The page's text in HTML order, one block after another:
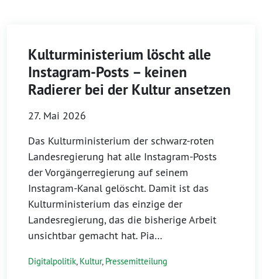
Kulturministerium löscht alle
Instagram-Posts – keinen
Radierer bei der Kultur ansetzen
27. Mai 2026
Das Kulturministerium der schwarz-roten
Landesregierung hat alle Instagram-Posts
der Vorgängerregierung auf seinem
Instagram-Kanal gelöscht. Damit ist das
Kulturministerium das einzige der
Landesregierung, das die bisherige Arbeit
unsichtbar gemacht hat. Pia…
Digitalpolitik, Kultur, Pressemitteilung